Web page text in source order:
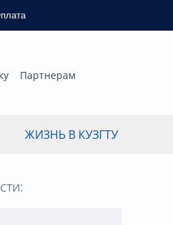
Партнерам
ЖИЗНЬ В КУЗГТУ